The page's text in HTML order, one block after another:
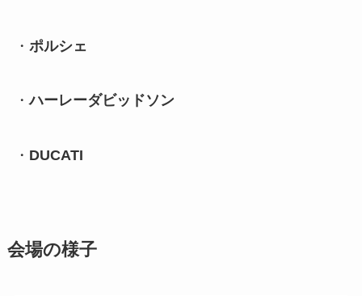
・ ポルシェ
・ハーレーダビッドソン
・ DUCATI
会場の様子